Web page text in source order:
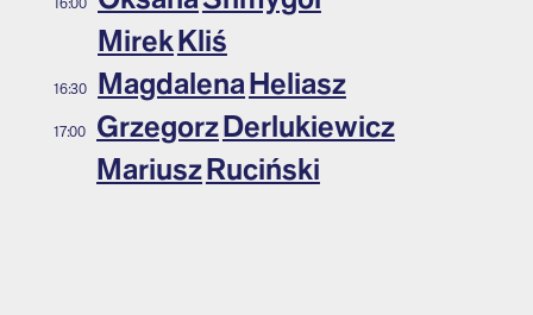
MirekKliś
16:30 MagdalenaHeliasz
17:00 GrzegorzDerlukiewicz
MariuszRuciński